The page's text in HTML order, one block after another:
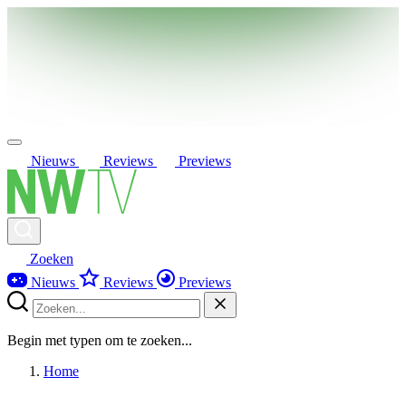
Nieuws Reviews Previews
Zoeken
Nieuws
Reviews Previews
Begin met typen om te zoeken...
Home